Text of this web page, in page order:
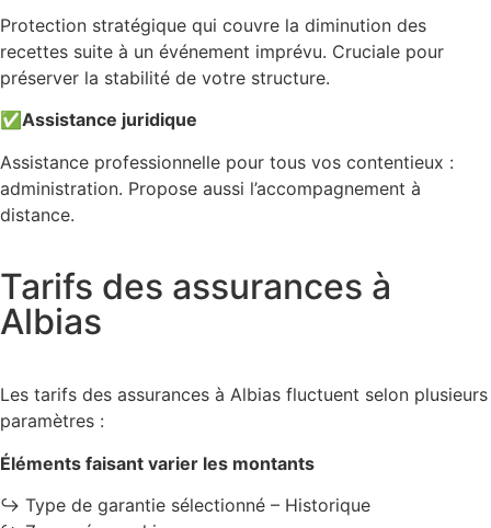
Protection stratégique qui couvre la diminution des
recettes suite à un événement imprévu. Cruciale pour
préserver la stabilité de votre structure.
✅Assistance juridique
Assistance professionnelle pour tous vos contentieux :
administration. Propose aussi l’accompagnement à
distance.
Tarifs des assurances à
Albias
Les tarifs des assurances à Albias fluctuent selon plusieurs
paramètres :
Éléments faisant varier les montants
↪️ Type de garantie sélectionné – Historique